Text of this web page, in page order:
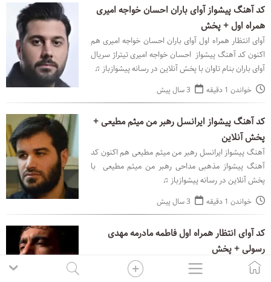
کد آهنگ پیشواز آوای باران احسان خواجه امیری
همراه اول + پخش
آوای انتظار همراه اول آوای باران احسان خواجه امیری هم
اکنون کد آهنگ پیشواز احسان خواجه امیری تیتراژ سریال
آوای باران بنام تاوان با پخش آنلاین در رسانه پیشوازباز ♫
خواندن 1 دقیقه 3 سال پیش
کد آهنگ پیشواز ایرانسل رهبر من میثم مطیعی +
پخش آنلاین
آهنگ پیشواز ایرانسل رهبر من میثم مطیعی هم اکنون کد
آهنگ پیشواز مذهبی مداحی رهبر من میثم مطیعی با
پخش آنلاین در رسانه پیشوازباز ♫
خواندن 1 دقیقه 3 سال پیش
کد آوای انتظار همراه اول فاطمه مادرمه مهدی
رسولی + پخش
آوای انتظار همراه اول فاطمه مادرمه مهدی رسولی هم
اکنون کد آهنگ پیشواز مذهبی فاطمه مادرمه با نوای